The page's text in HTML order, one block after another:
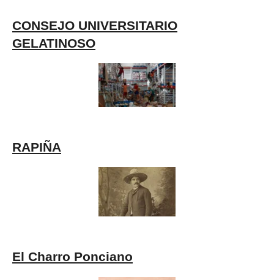
CONSEJO UNIVERSITARIO
GELATINOSO
RAPIÑA
El Charro Ponciano